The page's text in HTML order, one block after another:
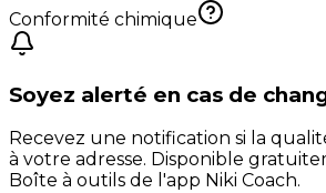
Conformité chimique
Soyez alerté en cas de
Recevez une notification si la
à votre adresse. Disponible
Boîte à outils de l'app Niki Coach.